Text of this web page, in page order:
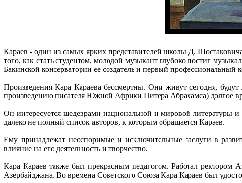
Караев - один из самых ярких представителей школы Д.
того, как стать студентом, молодой музыкант глубоко постиг
Бакинской консерватории ее создатель и первый
Произведения Кара Караева бессмертны. Они живут сегодня,
произведению писателя Южной Африки Питера Абрахамса) долгое
Он интересуется шедеврами национальной и мировой
далеко не полный список авторов, к которым обращается Караев.
Ему принадлежат неоспоримые и исключительные заслуги в
влияние на его деятельность и творчество.
Кара Караев также был прекрасным педагогом. Работал ректором
Азербайджана. Во времена Советского Союза Кара Караев был